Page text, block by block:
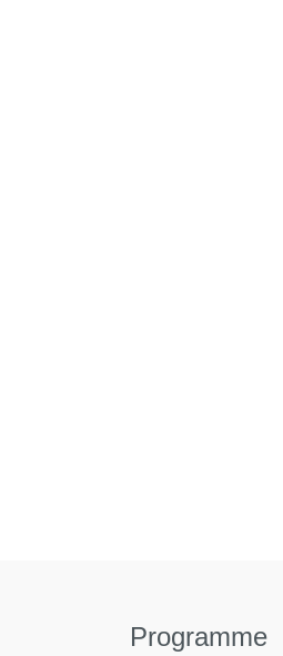
Programme